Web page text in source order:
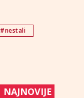
#nestali
NAJNOVIJE